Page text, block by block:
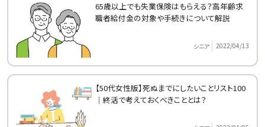
65歳以上でも失業保険はもらえる？高年齢求
職者給付金の対象や手続きについて解説
シニア 2022/04/13
【50代女性版】死ぬまでにしたいことリスト100
｜終活で考えておくべきこととは？